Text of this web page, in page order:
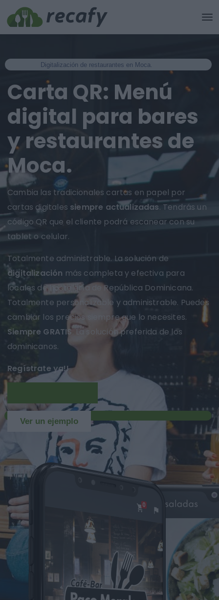
Digitalización de restaurantes en Moca.
Carta QR: Menú
digital para bares
y restaurantes de
Moca.
Cambia las tradicionales cartas en papel por
cartas digitales siempre actualizadas. Tendrás un
código QR que el cliente podrá escanear con su
tablet o celular.
Totalmente administrable. La solución de
digitalización más completa y efectiva para
locales de hostelería de República Dominicana.
Totalmente personalizable y administrable. Puedes
cambiar los precios siempre que lo necesites.
Siempre GRATIS. La solución preferida de los
dominicanos.
Regístrate ya!!
Ver un ejemplo